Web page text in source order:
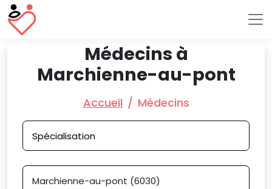
Médecins à
Marchienne-au-pont
Accueil Médecins